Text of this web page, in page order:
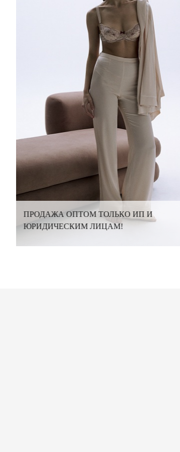
ПРОДАЖА ОПТОМ ТОЛЬКО ИП И
ЮРИДИЧЕСКИМ ЛИЦАМ!